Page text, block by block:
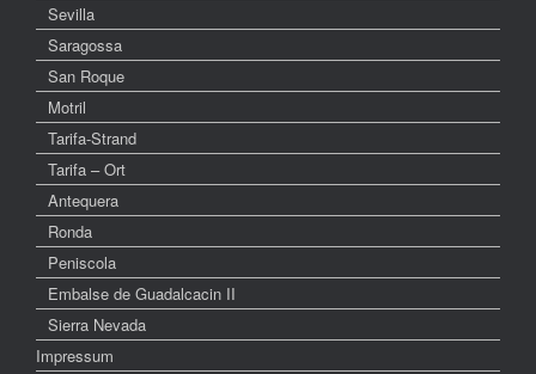
Sevilla
Saragossa
San Roque
Motril
Tarifa-Strand
Tarifa – Ort
Antequera
Ronda
Peniscola
Embalse de Guadalcacin II
Sierra Nevada
Impressum